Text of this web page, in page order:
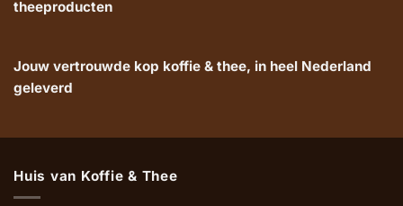
theeproducten
Jouw vertrouwde kop koffie & thee, in heel Nederland
geleverd
Huis van Koffie & Thee